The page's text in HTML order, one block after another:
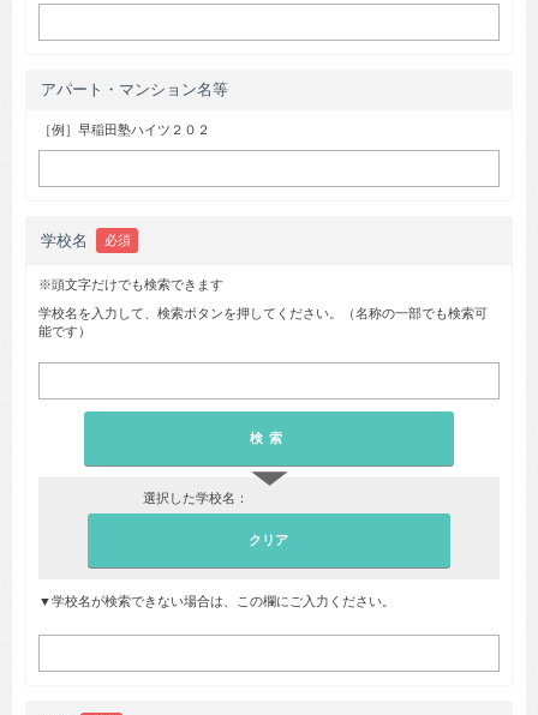
アパート・マンション名等
［例］早稲田塾ハイツ２０２
学校名 必須
※頭文字だけでも検索できます
学校名を入力して、検索ボタンを押してください。（名称の一部でも検索可
能です）
選択した学校名：
▼学校名が検索できない場合は、この欄にご入力ください。